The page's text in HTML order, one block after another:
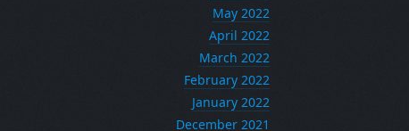
May 2022
April 2022
March 2022
February 2022
January 2022
December 2021